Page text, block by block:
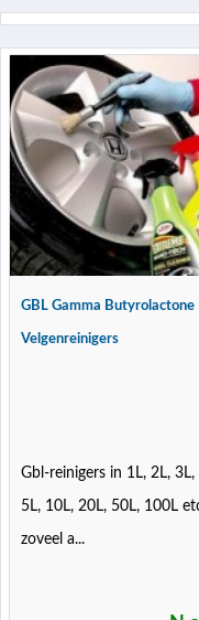
GBL Gamma Butyrolactone
Velgenreinigers
Gbl-reinigers in 1L, 2L, 3L,
5L, 10L, 20L, 50L, 100L
zoveel a...